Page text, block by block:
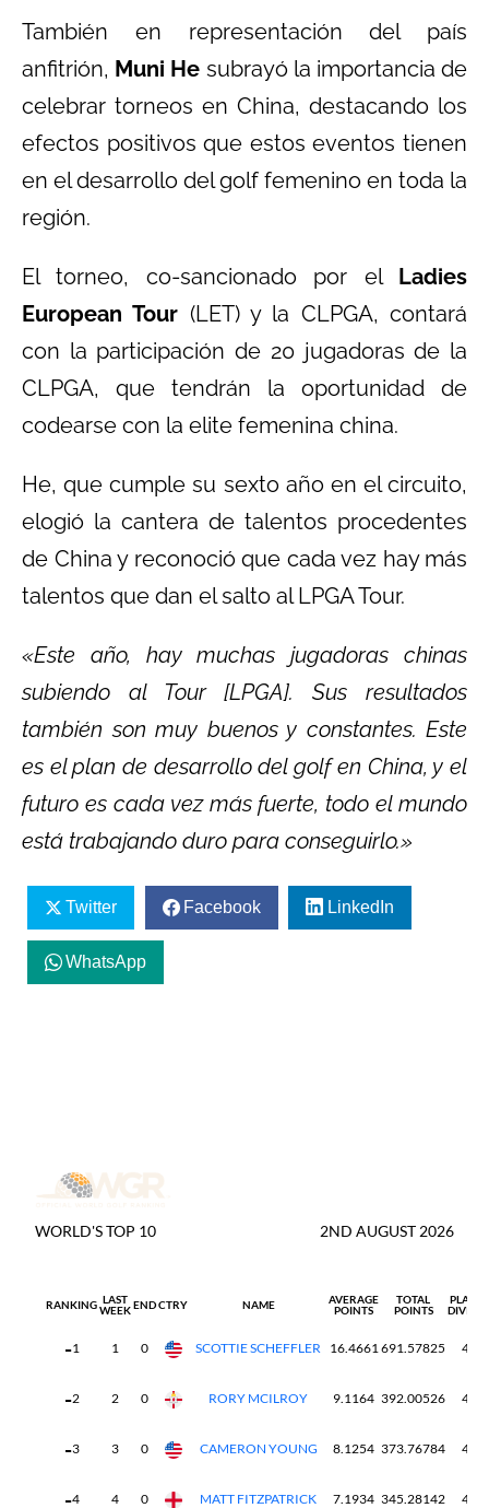
También en representación del país
anfitrión, Muni He subrayó la importancia de
celebrar torneos en China, destacando los
efectos positivos que estos eventos tienen
en el desarrollo del golf femenino en toda la
región.
El torneo, co-sancionado por el Ladies
European Tour (LET) y la CLPGA, contará
con la participación de 20 jugadoras de la
CLPGA, que tendrán la oportunidad de
codearse con la elite femenina china.
He, que cumple su sexto año en el circuito,
elogió la cantera de talentos procedentes
de China y reconoció que cada vez hay más
talentos que dan el salto al LPGA Tour.
«Este año, hay muchas jugadoras chinas
subiendo al Tour [LPGA]. Sus resultados
también son muy buenos y constantes. Este
es el plan de desarrollo del golf en China, y el
futuro es cada vez más fuerte, todo el mundo
está trabajando duro para conseguirlo.»
Twitter Facebook LinkedIn
WhatsApp